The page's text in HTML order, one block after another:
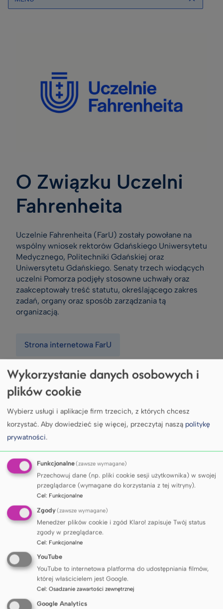
O Związku Uczelni
Fahrenheita
Uczelnie Fahrenheita (FarU) zostały powołane na
wspólny wniosek rektorów Gdańskiego Uniwersytetu
Medycznego, Politechniki Gdańskiej oraz
Uniwersytetu Gdańskiego. Senaty trzech wiodących
uczelni Pomorza podjęły stosowne uchwały oraz
zaakceptowały treść statutu, określającego zakres
zadań, organy oraz sposób zarządzania tą
organizacją.
Strona internetowa FarU
Najważniejsze zadania
Najważniejszym zadaniem Uczelni Fahrenheita jest
jak najlepsze wykorzystanie zasobów i potencjału
trzech uczelni, które go tworzą. Jego działania
koncentrują się na opracowaniu rozwiązań
wspierających wspólne badania naukowe i prace
rozwojowe, a także rekomendacji dotyczących
Wykorzystanie danych osobowych i
plików cookie
Wybierz usługi i aplikacje firm trzecich, z których chcesz
korzystać. Aby dowiedzieć się więcej, przeczytaj naszą politykę
prywatności.
Funkcjonalne(zawsze wymagane)
Przechowuj dane (np. pliki cookie sesji użytkownika) w swojej
przeglądarce (wymagane do korzystania z tej witryny).
Cel: Funkcjonalne
Zgody(zawsze wymagane)
Menedżer plików cookie i zgód Klaro! zapisuje Twój status
zgody w przeglądarce.
Cel: Funkcjonalne
YouTube
YouTube to internetowa platforma do udostępniania filmów,
której właścicielem jest Google.
Cel: Osadzanie zawartości zewnętrznej
Google Analytics